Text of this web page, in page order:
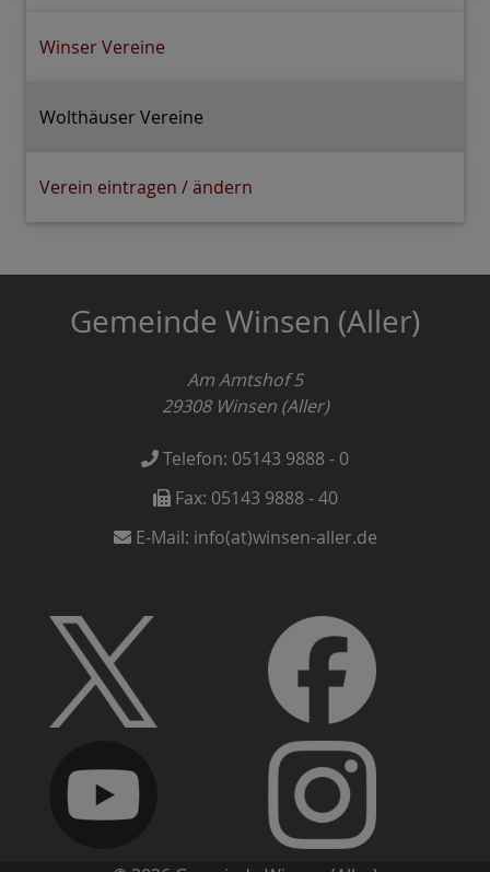
Winser Vereine
Wolthäuser Vereine
Verein eintragen / ändern
Gemeinde Winsen (Aller)
Am Amtshof 5
29308 Winsen (Aller)
Telefon: 05143 9888 - 0
Fax: 05143 9888 - 40
E-Mail: info(at)winsen-aller.de